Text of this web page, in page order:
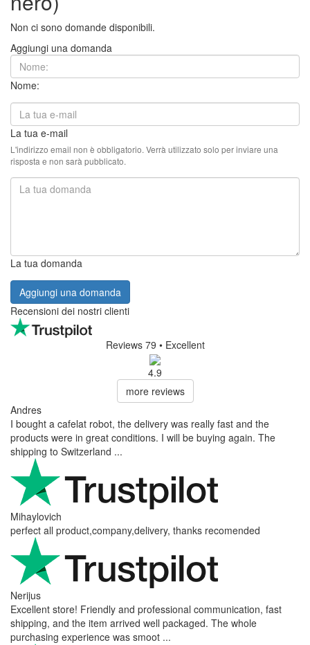
Non ci sono domande disponibili.
Aggiungi una domanda
Nome:
La tua e-mail
L'indirizzo email non è obbligatorio. Verrà utilizzato solo per inviare una
risposta e non sarà pubblicato.
La tua domanda
Aggiungi una domanda
Recensioni dei nostri clienti
Reviews 79 • Excellent
4.9
more reviews
Andres
I bought a cafelat robot, the delivery was really fast and the
products were in great conditions. I will be buying again. The
shipping to Switzerland ...
Mihaylovich
perfect all product,company,delivery, thanks recomended
Nerijus
Excellent store! Friendly and professional communication, fast
shipping, and the item arrived well packaged. The whole
purchasing experience was smoot ...